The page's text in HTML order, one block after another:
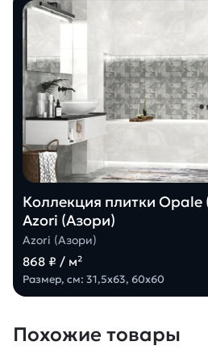
Коллекция плитки Opale
Azori (Азори)
Azori (Азори)
868 ₽ / м²
Размер, см: 31,5х63, 60х60
Похожие товары